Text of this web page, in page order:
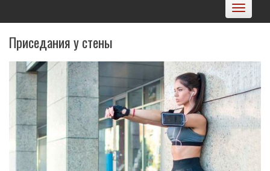
Toggle
Приседания у стены